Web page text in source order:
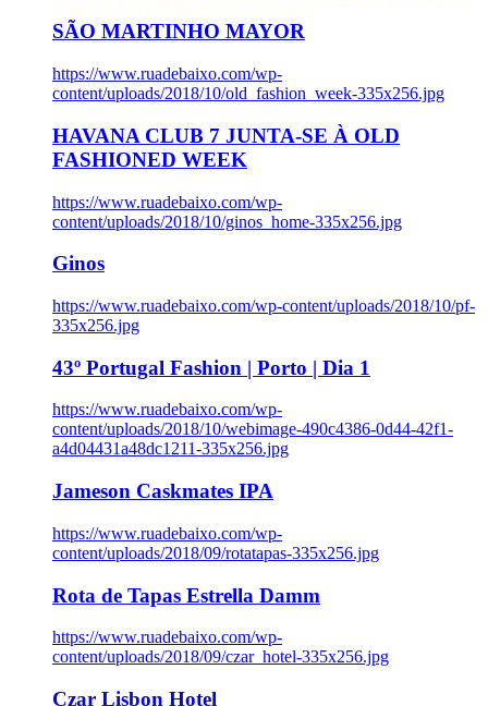
SÃO MARTINHO MAYOR
https://www.ruadebaixo.com/wp-
content/uploads/2018/10/old_fashion_week-335x256.jpg
HAVANA CLUB 7 JUNTA-SE À OLD
FASHIONED WEEK
https://www.ruadebaixo.com/wp-
content/uploads/2018/10/ginos_home-335x256.jpg
Ginos
https://www.ruadebaixo.com/wp-content/uploads/2018/10/pf-
335x256.jpg
43º Portugal Fashion | Porto | Dia 1
https://www.ruadebaixo.com/wp-
content/uploads/2018/10/webimage-490c4386-0d44-42f1-
a4d04431a48dc1211-335x256.jpg
Jameson Caskmates IPA
https://www.ruadebaixo.com/wp-
content/uploads/2018/09/rotatapas-335x256.jpg
Rota de Tapas Estrella Damm
https://www.ruadebaixo.com/wp-
content/uploads/2018/09/czar_hotel-335x256.jpg
Czar Lisbon Hotel